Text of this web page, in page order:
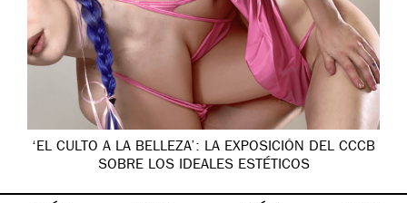
‘EL CULTO A LA BELLEZA’: LA EXPOSICIÓN DEL CCCB
SOBRE LOS IDEALES ESTÉTICOS